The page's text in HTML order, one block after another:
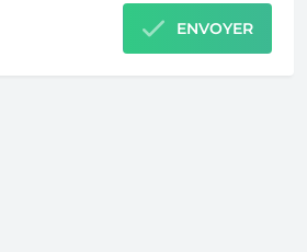
ENVOYER